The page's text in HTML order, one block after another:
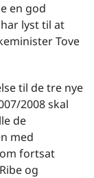
en god
lyst til at
Tove
til de tre nye
2008 skal
de
med
fortsat
og